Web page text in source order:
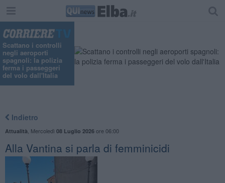
Scattano i controlli
negli aeroporti
spagnoli: la polizia
ferma i passeggeri
del volo dall'Italia
Indietro
Attualità Mercoledì 08 Luglio 2026ore 06:00
Alla Vantina si parla di femminicidi